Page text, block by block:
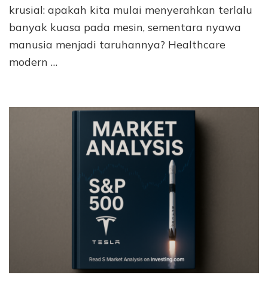
krusial: apakah kita mulai menyerahkan terlalu
banyak kuasa pada mesin, sementara nyawa
manusia menjadi taruhannya? Healthcare
modern …